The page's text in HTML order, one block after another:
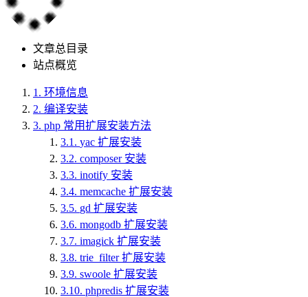
文章总目录
站点概览
1. 环境信息
2. 编译安装
3. php 常用扩展安装方法
3.1. yac 扩展安装
3.2. composer 安装
3.3. inotify 安装
3.4. memcache 扩展安装
3.5. gd 扩展安装
3.6. mongodb 扩展安装
3.7. imagick 扩展安装
3.8. trie_filter 扩展安装
3.9. swoole 扩展安装
3.10. phpredis 扩展安装